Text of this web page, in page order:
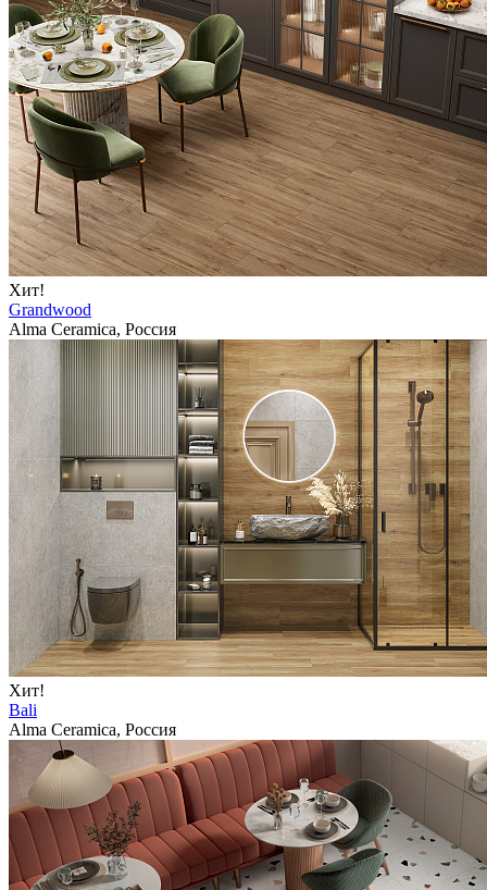
Хит!
Grandwood
Alma Ceramica, Россия
Хит!
Bali
Alma Ceramica, Россия